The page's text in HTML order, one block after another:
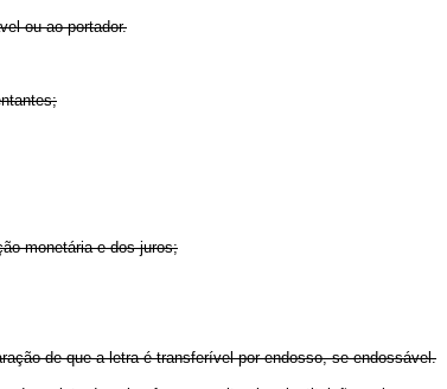
ou ao portador.
monetária e dos juros;
de que a letra é transferível por endosso, se endossável.